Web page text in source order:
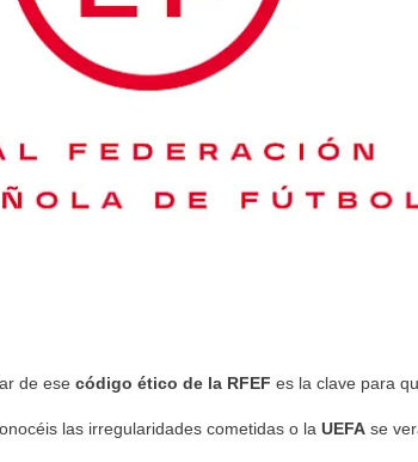
de ese código ético de la RFEF es la clave para
las irregularidades cometidas o la UEFA se